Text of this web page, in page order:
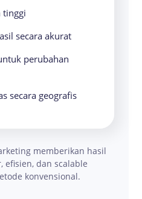
tinggi
secara akurat
perubahan
secara geografis
memberikan hasil
efisien, dan scalable
konvensional.